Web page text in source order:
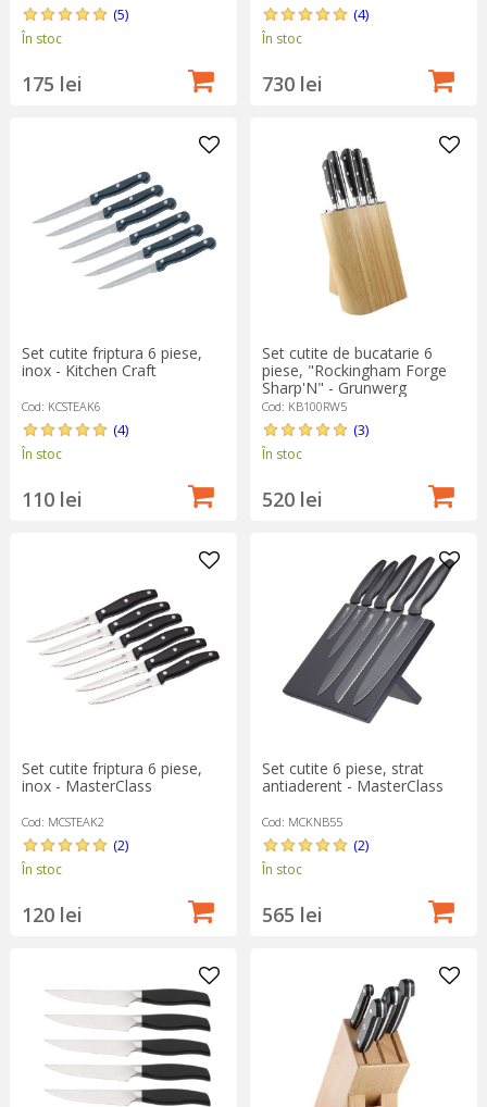
(5)
În stoc
175 lei
(4)
În stoc
730 lei
Set cutite friptura 6 piese,
inox - Kitchen Craft
Cod: KCSTEAK6
(4)
În stoc
110 lei
Set cutite de bucatarie 6
piese, "Rockingham Forge
Sharp'N" - Grunwerg
Cod: KB100RW5
(3)
În stoc
520 lei
Set cutite friptura 6 piese,
inox - MasterClass
Cod: MCSTEAK2
(2)
În stoc
120 lei
Set cutite 6 piese, strat
antiaderent - MasterClass
Cod: MCKNB55
(2)
În stoc
565 lei